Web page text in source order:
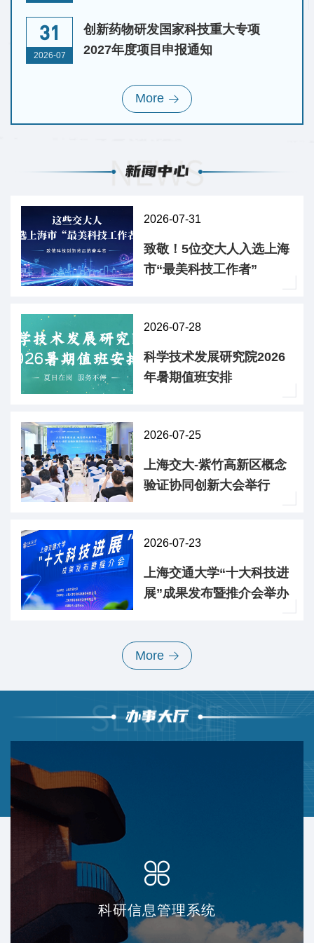
31
2026-07
创新药物研发国家科技重大专项
2027年度项目申报通知
More
2026-07-31
致敬！5位交大人入选上海
市“最美科技工作者”
2026-07-28
科学技术发展研究院2026
年暑期值班安排
2026-07-25
上海交大-紫竹高新区概念
验证协同创新大会举行
2026-07-23
上海交通大学“十大科技进
展”成果发布暨推介会举办
More
科研信息管理系统